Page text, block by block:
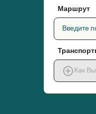
Маршрут
Введите
Как